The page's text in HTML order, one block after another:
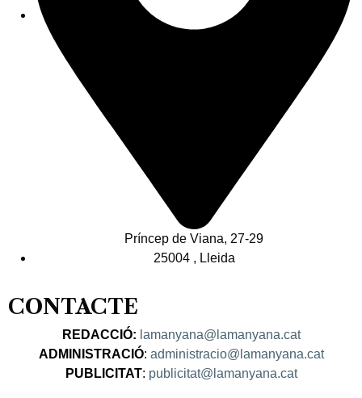
Príncep de Viana, 27-29
25004 , Lleida
CONTACTE
REDACCIÓ: lamanyana@lamanyana.cat
ADMINISTRACIÓ: administracio@lamanyana.cat
PUBLICITAT: publicitat@lamanyana.cat